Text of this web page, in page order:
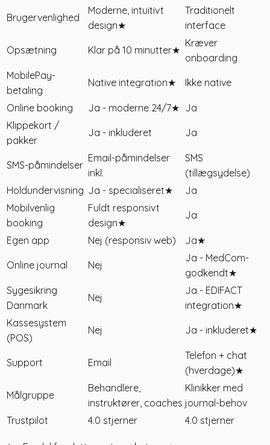
Brugervenlighed
Moderne, intuitivt
design★
Traditionelt
interface
Opsætning Klar på 10 minutter★
Kræver
onboarding
MobilePay-
betaling
Native integration★ Ikke native
Online booking Ja - moderne 24/7★ Ja
Klippekort /
pakker
Ja - inkluderet Ja
SMS-påmindelser
Email-påmindelser
inkl.
SMS
(tillægsydelse)
Holdundervisning Ja - specialiseret★
Ja
Mobilvenlig
booking
Fuldt responsivt
design★
Ja
Egen app Nej (responsiv web) Ja★
Online journal Nej
Ja - MedCom-
godkendt★
Sygesikring
Danmark
Nej
Ja - EDIFACT
integration★
Kassesystem
(POS)
Nej Ja - inkluderet★
Support Email
Telefon + chat
(hverdage)★
Målgruppe
Behandlere,
instruktører, coaches
Klinikker med
journal-behov
Trustpilot
4.0 stjerner 4.0 stjerner